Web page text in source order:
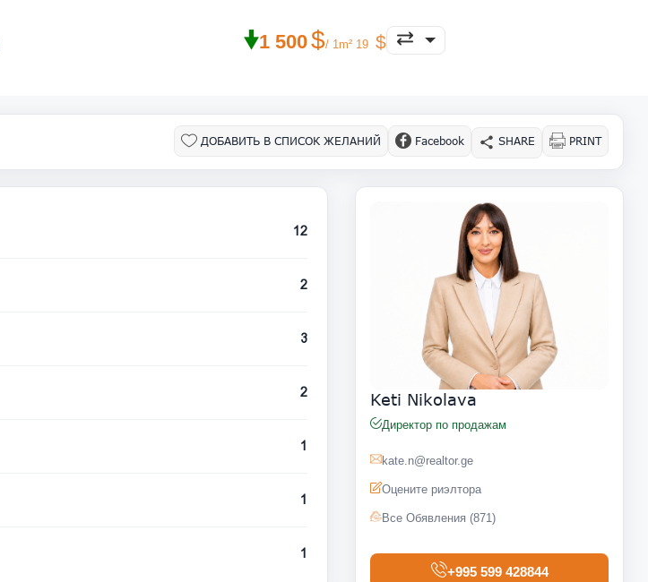
🠟1 500 / 1m² 19
ДОБАВИТЬ В СПИСОК ЖЕЛАНИЙ Facebook SHARE PRINT
12
2
3
2
1
1
1
Keti Nikolava
Директор по продажам
kate.n@realtor.ge
Оцените риэлтора
Все Обявления (871)
+995 599 428844